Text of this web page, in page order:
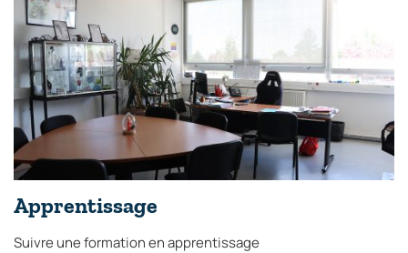
Apprentissage
Suivre une formation en apprentissage